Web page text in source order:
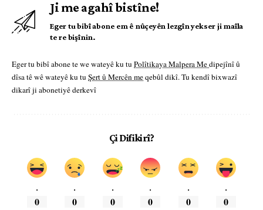
Ji me agahî bistîne!
Eger tu bibî abone em ê nûçeyên lezgîn yekser ji maîla
te re bişînin.
Eger tu bibî abone te we wateyê ku tu Polîtikaya Malpera Medipejînî û
dîsa tê wê wateyê ku tu Şert û Mercên meqebûl dikî. Tu kendî bixwazî
dikarî ji abonetiyê derkevî
Çi Difikirî?
.
0
.
0
.
0
.
0
.
0
.
0